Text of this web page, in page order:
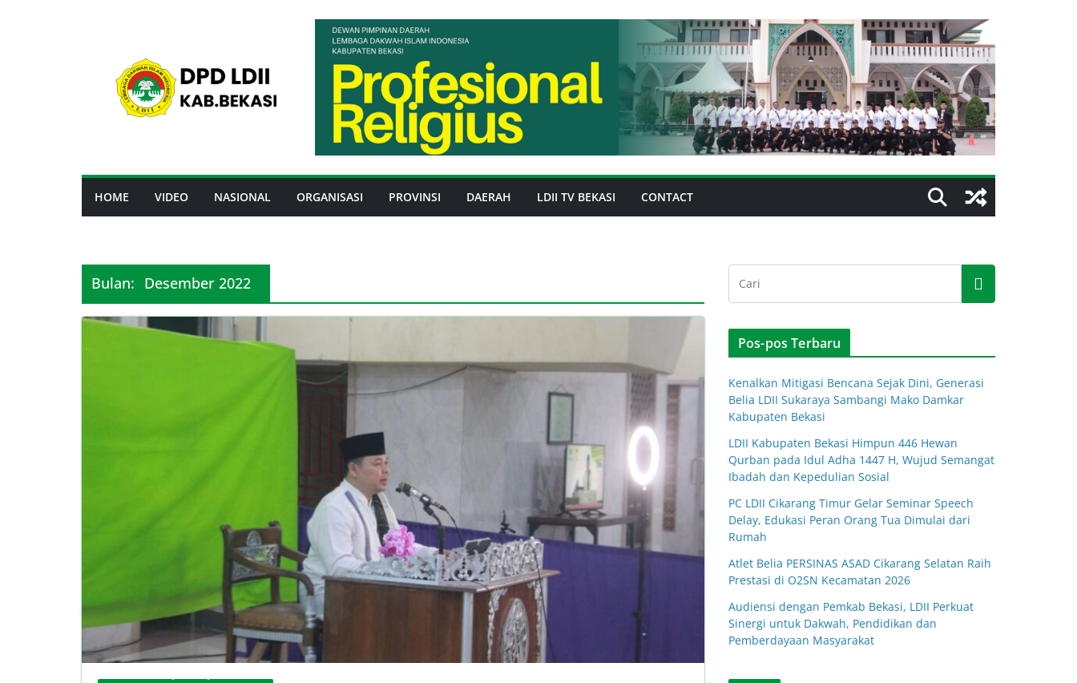
HOME VIDEO NASIONAL ORGANISASI PROVINSI DAERAH LDII TV BEKASI CONTACT
Bulan: Desember 2022
Pos-pos Terbaru
Kenalkan Mitigasi Bencana Sejak Dini, Generasi
Belia LDII Sukaraya Sambangi Mako Damkar
Kabupaten Bekasi
LDII Kabupaten Bekasi Himpun 446 Hewan
Qurban pada Idul Adha 1447 H, Wujud Semangat
Ibadah dan Kepedulian Sosial
PC LDII Cikarang Timur Gelar Seminar Speech
Delay, Edukasi Peran Orang Tua Dimulai dari
Rumah
Atlet Belia PERSINAS ASAD Cikarang Selatan Raih
Prestasi di O2SN Kecamatan 2026
Audiensi dengan Pemkab Bekasi, LDII Perkuat
Sinergi untuk Dakwah, Pendidikan dan
Pemberdayaan Masyarakat